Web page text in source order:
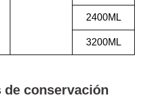
2400ML
3200ML
de conservación